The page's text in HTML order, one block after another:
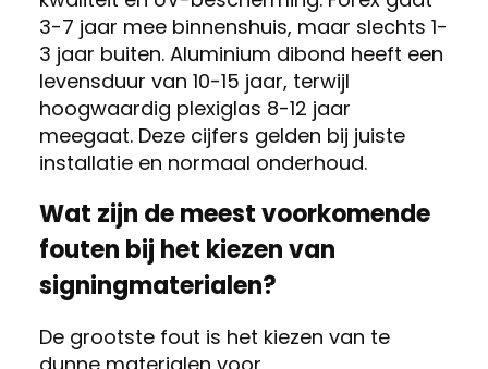
3-7 jaar mee binnenshuis, maar slechts 1-
3 jaar buiten. Aluminium dibond heeft een
levensduur van 10-15 jaar, terwijl
hoogwaardig plexiglas 8-12 jaar
meegaat. Deze cijfers gelden bij juiste
installatie en normaal onderhoud.
Wat zijn de meest voorkomende
fouten bij het kiezen van
signingmaterialen?
De grootste fout is het kiezen van te